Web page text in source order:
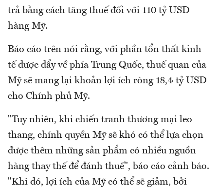
trả bằng cách tăng thuế đối với 110 tỷ USD
hàng Mỹ.
Báo cáo trên nói rằng, với phần tổn thất kinh
tế được đẩy về phía Trung Quốc, thuế quan của
Mỹ sẽ mang lại khoản lợi ích ròng 18,4 tỷ USD
cho Chính phủ Mỹ.
"Tuy nhiên, khi chiến tranh thương mại leo
thang, chính quyền Mỹ sẽ khó có thể lựa chọn
được thêm những sản phẩm có nhiều nguồn
hàng thay thế để đánh thuế", báo cáo cảnh báo.
"Khi đó, lợi ích của Mỹ có thể sẽ giảm, bởi